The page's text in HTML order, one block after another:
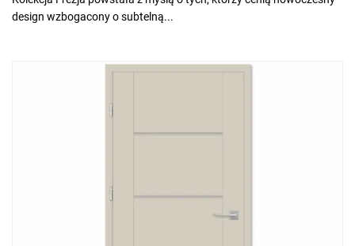
design wzbogacony o subtelną...